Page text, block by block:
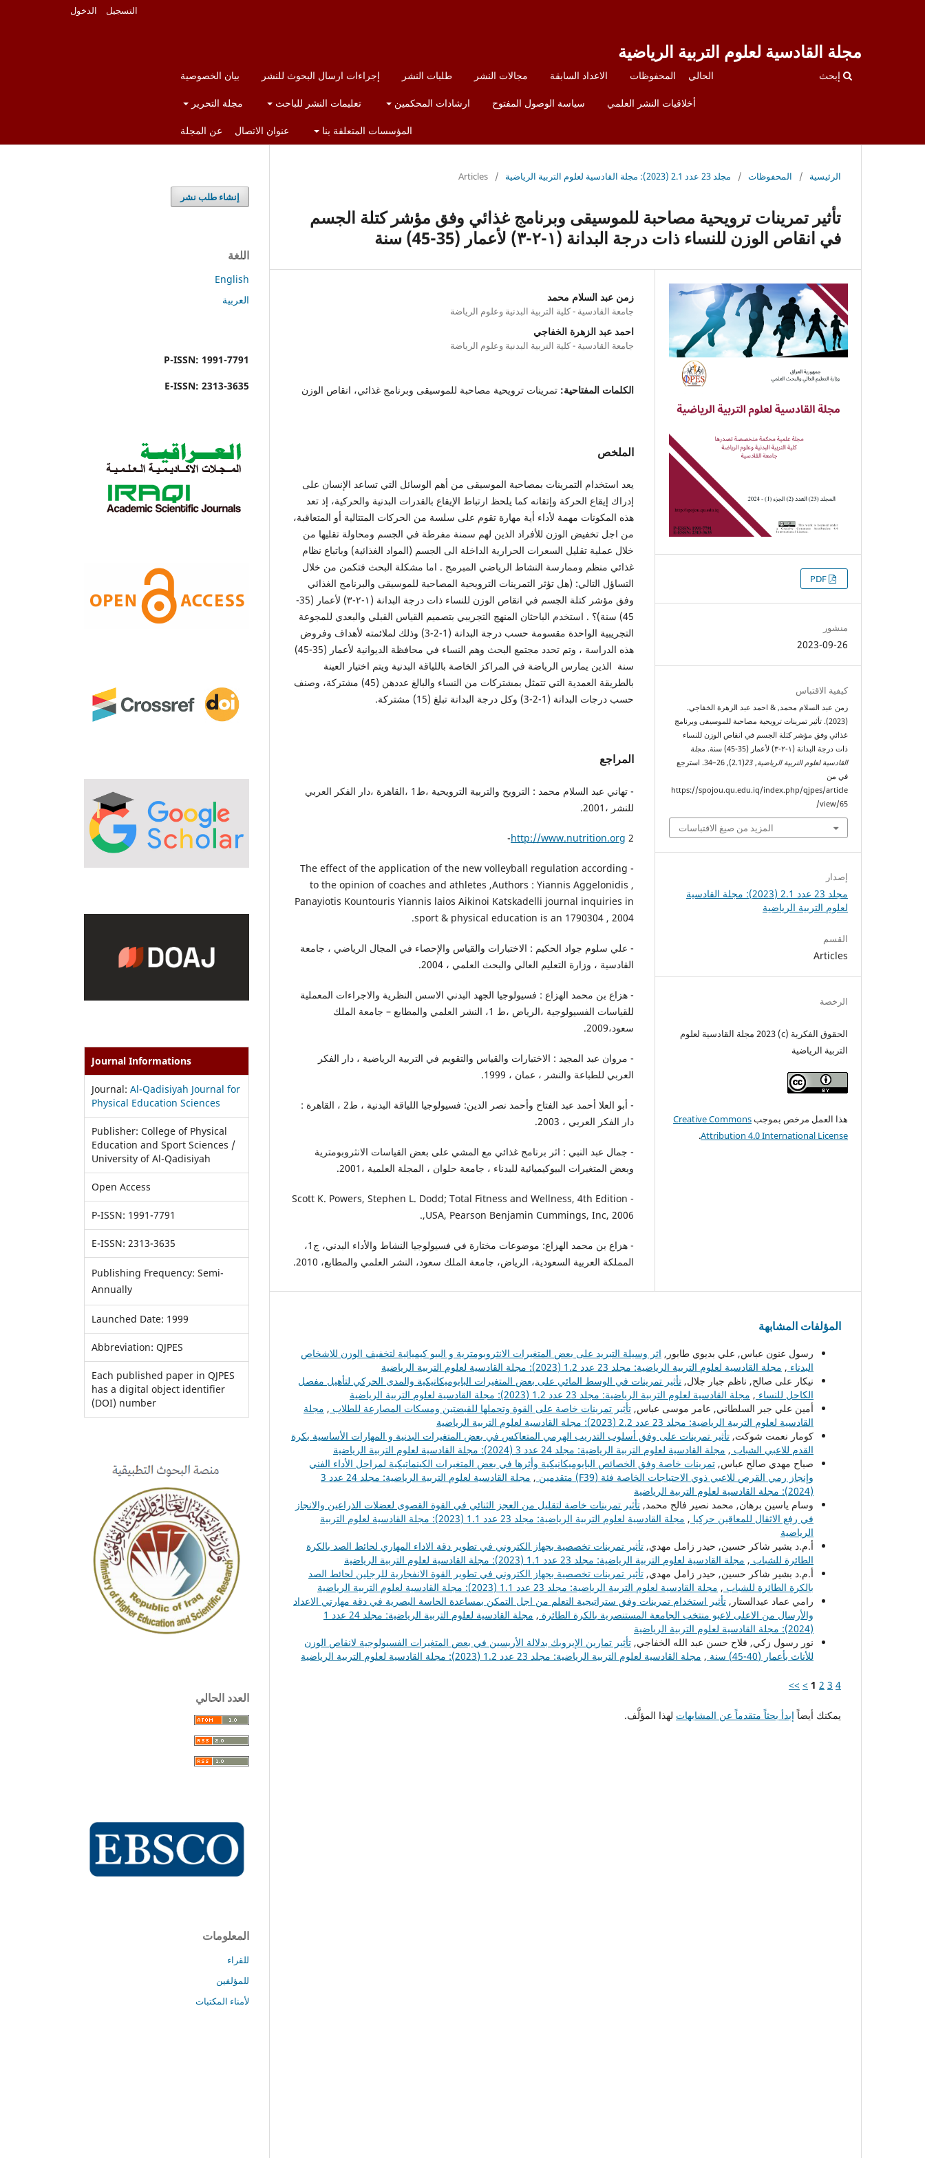
مجلة القادسية لعلوم التربية الرياضية
الحالي المحفوظات الاعداد السابقة مجالات النشر طلبات النشر إجراءات ارسال البحوث للنشر بيان الخصوصية
أخلاقيات النشر العلمي سياسة الوصول المفتوح ارشادات المحكمين تعليمات النشر للباحث مجلة التحرير
المؤسسات المتعلقة بنا عنوان الاتصال عن المجلة
إبحث
التسجيل الدخول
الرئيسية / المحفوظات / مجلد 23 عدد 2.1 (2023): مجلة القادسية لعلوم التربية الرياضية /
Articles
تأثير تمرينات ترويحية مصاحبة للموسيقى وبرنامج غذائي وفق مؤشر كتلة الجسم
في انقاص الوزن للنساء ذات درجة البدانة (١-٢-٣) لأعمار (35-45) سنة
زمن عبد السلام محمد
جامعة القادسية - كلية التربية البدنية وعلوم الرياضة
احمد عبد الزهرة الخفاجي
جامعة القادسية - كلية التربية البدنية وعلوم الرياضة
الكلمات المفتاحية: تمرينات ترويحية مصاحبة للموسيقى وبرنامج غذائي، انقاص الوزن
الملخص
يعد استخدام التمرينات بمصاحبة الموسيقى من أهم الوسائل التي تساعد الإنسان على
إدراك إيقاع الحركة وإتقانه كما يلحظ ارتباط الإيقاع بالقدرات البدنية والحركية، إذ تعد
هذه المكونات مهمة لأداء أية مهارة تقوم على سلسة من الحركات المتتالية أو المتعاقبة،
من اجل تخفيض الوزن للأفراد الذين لهم سمنة مفرطة في الجسم ومحاولة تقليها من
خلال عملية تقليل السعرات الحرارية الداخلة الى الجسم (المواد الغذائية) وباتباع نظام
غذائي منظم وممارسة النشاط الرياضي المبرمج . اما مشكلة البحث فتكمن من خلال
التساؤل التالي: (هل تؤثر التمرينات الترويحية المصاحبة للموسيقى والبرنامج الغذائي
وفق مؤشر كتلة الجسم في انقاص الوزن للنساء ذات درجة البدانة (١-٢-٣) لأعمار (35-
45) سنة)؟ . استخدم الباحثان المنهج التجريبي بتصميم القياس القبلي والبعدي للمجوعة
التجريبية الواحدة مقسومة حسب درجة البدانة (1-2-3) وذلك لملائمته لأهداف وفروض
هذه الدراسة ، وتم تحدد مجتمع البحث وهم النساء في محافظة الديوانية لأعمار (35-45)
سنة الذين يمارس الرياضة في المراكز الخاصة باللياقة البدنية ويتم اختيار العينة
بالطريقة العمدية التي تتمثل بمشتركات من النساء والبالغ عددهن (45) مشتركة، وصنف
حسب درجات البدانة (1-2-3) وكل درجة البدانة تبلغ (15) مشتركة.
المراجع
- تهاني عبد السلام محمد : الترويح والتربية الترويحية ،ط1 ،القاهرة ،دار الفكر العربي
للنشر ،2001.
http://www.nutrition.org 2-
- The effect of the application of the new volleyball regulation according
to the opinion of coaches and athletes ,Authors : Yiannis Aggelonidis ,
Panayiotis Kountouris Yiannis laios Aikinoi Katskadelli journal inquiries in
sport & physical education is an 1790304 , 2004.
- علي سلوم جواد الحكيم : الاختبارات والقياس والإحصاء في المجال الرياضي ، جامعة
القادسية ، وزارة التعليم العالي والبحث العلمي ، 2004.
- هزاع بن محمد الهزاع : فسيولوجيا الجهد البدني الاسس النظرية والاجراءات المعملية
للقياسات الفسيولوجية ،الرياض ،ط 1، النشر العلمي والمطابع – جامعة الملك
سعود،2009.
- مروان عبد المجيد : الاختبارات والقياس والتقويم في التربية الرياضية ، دار الفكر
العربي للطباعة والنشر ، عمان ، 1999.
- أبو العلا أحمد عبد الفتاح وأحمد نصر الدين: فسيولوجيا اللياقة البدنية ، ط2 ، القاهرة :
دار الفكر العربي ، 2003.
- جمال عبد النبي : اثر برنامج غذائي مع المشي على بعض القياسات الانثروبومترية
وبعض المتغيرات البيوكيميائية للبدناء ، جامعة حلوان ، المجلة العلمية ،2001.
- Scott K. Powers, Stephen L. Dodd; Total Fitness and Wellness, 4th Edition
,USA, Pearson Benjamin Cummings, Inc, 2006.
- هزاع بن محمد الهزاع: موضوعات مختارة في فسيولوجيا النشاط والأداء البدني، ج1،
المملكة العربية السعودية، الرياض، جامعة الملك سعود، النشر العلمي والمطابع، 2010.
التنزيلات
PDF
منشور
2023-09-26
كيفية الاقتباس
زمن عبد السلام محمد, & احمد عبد الزهرة الخفاجي.
(2023). تأثير تمرينات ترويحية مصاحبة للموسيقى وبرنامج
غذائي وفق مؤشر كتلة الجسم في انقاص الوزن للنساء
ذات درجة البدانة (١-٢-٣) لأعمار (35-45) سنة.
مجلة
القادسية لعلوم التربية الرياضية,
23
(2.1), 26–34. استرجع
في من
https://spojou.qu.edu.iq/index.php/qjpes/article
/view/65
المزيد من صيغ الاقتباسات
إصدار
مجلد 23 عدد 2.1 (2023): مجلة القادسية
لعلوم التربية الرياضية
القسم
Articles
الرخصة
الحقوق الفكرية (c) 2023 مجلة القادسية لعلوم
التربية الرياضية
هذا العمل مرخص بموجبCreative Commons
Attribution 4.0 International License
.
المؤلفات المشابهة
رسول عنون عباس, علي بديوي طابور, اثر وسيلة التبريد على بعض المتغيرات الانثروبومترية و البيو كيميائية لتخفيف الوزن للاشخاص
البدناء , مجلة القادسية لعلوم التربية الرياضية: مجلد 23 عدد 1.2 (2023): مجلة القادسية لعلوم التربية الرياضية
نيكار على صالح, ناظم جبار جلال, تأثير تمرينات في الوسط المائي على بعض المتغيرات البايوميكانيكية والمدى الحركي لتأهيل مفصل
الكاحل للنساء , مجلة القادسية لعلوم التربية الرياضية: مجلد 23 عدد 1.2 (2023): مجلة القادسية لعلوم التربية الرياضية
أمين علي جبر السلطاني, عامر موسى عباس, تأثير تمرينات خاصة على القوة وتحملها للقبضتين ومسكات المصارعة للطلاب , مجلة
القادسية لعلوم التربية الرياضية: مجلد 23 عدد 2.2 (2023): مجلة القادسية لعلوم التربية الرياضية
كومار نعمت شوكت, تأثير تمرينات على وفق أسلوب التدريب الهرمي المتعاكس في بعض المتغيرات البدنية و المهارات الأساسية بكرة
القدم للاعبي الشباب , مجلة القادسية لعلوم التربية الرياضية: مجلد 24 عدد 3 (2024): مجلة القادسية لعلوم التربية الرياضية
صباح مهدي صالح عباس, تمرينات خاصة وفق الخصائص البايوميكانيكية وأثرها في بعض المتغيرات الكينماتيكية لمراحل الأداء الفني
وإنجاز رمي القرص للاعبي ذوي الاحتياجات الخاصة فئة (F39) متقدمين
,
مجلة القادسية لعلوم التربية الرياضية: مجلد 24 عدد 3
(2024): مجلة القادسية لعلوم التربية الرياضية
وسام ياسين برهان, محمد نصير فالح محمد, تأثير تمرينات خاصة لتقليل من العجز الثنائي في القوة القصوى لعضلات الذراعين والانجاز
في رفع الاثقال للمعاقين حركيا ,
مجلة القادسية لعلوم التربية الرياضية: مجلد 23 عدد 1.1 (2023): مجلة القادسية لعلوم التربية
الرياضية
أ.م.د بشير شاكر حسين, حيدر زامل مهدي, تأثير تمرينات تخصصية بجهاز الكتروني في تطوير دقة الاداء المهاري لحائط الصد بالكرة
الطائرة للشباب , مجلة القادسية لعلوم التربية الرياضية: مجلد 23 عدد 1.1 (2023): مجلة القادسية لعلوم التربية الرياضية
أ.م.د بشير شاكر حسين, حيدر زامل مهدي, تأثير تمرينات تخصصية بجهاز الكتروني في تطوير القوة الانفجارية للرجلين لحائط الصد
بالكرة الطائرة للشباب , مجلة القادسية لعلوم التربية الرياضية: مجلد 23 عدد 1.1 (2023): مجلة القادسية لعلوم التربية الرياضية
رامي عماد عبدالستار, تأثير استخدام تمرينات وفق ستراتيجية التعلم من اجل التمكن بمساعدة الحاسة البصرية في دقة مهارتي الاعداد
والأرسال من الاعلى لاعبو منتخب الجامعة المستنصرية بالكرة الطائرة ,
مجلة القادسية لعلوم التربية الرياضية: مجلد 24 عدد 1
(2024): مجلة القادسية لعلوم التربية الرياضية
نور رسول زكي, فلاح حسن عبد الله الخفاجي, تأثير تمارين الإيروبك بدلالة الأريسين في بعض المتغيرات الفسيولوجية لانقاص الوزن
للأناث بأعمار (40-45) سنة
, مجلة القادسية لعلوم التربية الرياضية: مجلد 23 عدد 1.2 (2023): مجلة القادسية لعلوم التربية الرياضية
1 2 3 4
>
>>
يمكنك أيضاً إبدأ بحثاً متقدماً عن المشابهات لهذا المؤلَّف.
إنشاء طلب نشر
اللغة
English
العربية
P-ISSN: 1991-7791
E-ISSN: 2313-3635
Journal Informations
Journal: Al-Qadisiyah Journal for
Physical Education Sciences
Publisher: College of Physical
Education and Sport Sciences /
University of Al-Qadisiyah
Open Access
P-ISSN: 1991-7791
E-ISSN: 2313-3635
Publishing Frequency: Semi-
Annually
Launched Date: 1999
Abbreviation: QJPES
Each published paper in QJPES
has a digital object identifier
(DOI) number
العدد الحالي
المعلومات
للقراء
للمؤلفين
لأمناء المكتبات